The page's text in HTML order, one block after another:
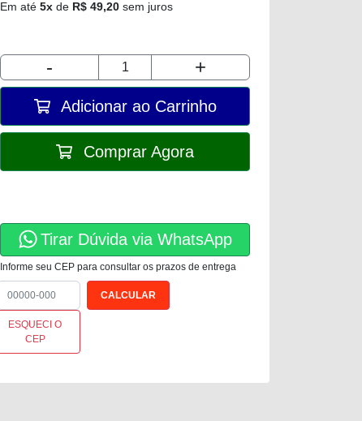
Em até 5x de R$ 49,20 sem juros
- +
Adicionar ao Carrinho
Comprar Agora
Tirar Dúvida via WhatsApp
Informe seu CEP para consultar os prazos de entrega
ESQUECI O
CEP